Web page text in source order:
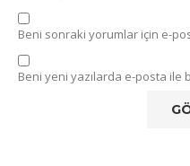
Beni sonraki yorumlar için e-
Beni yeni yazılarda e-posta ile